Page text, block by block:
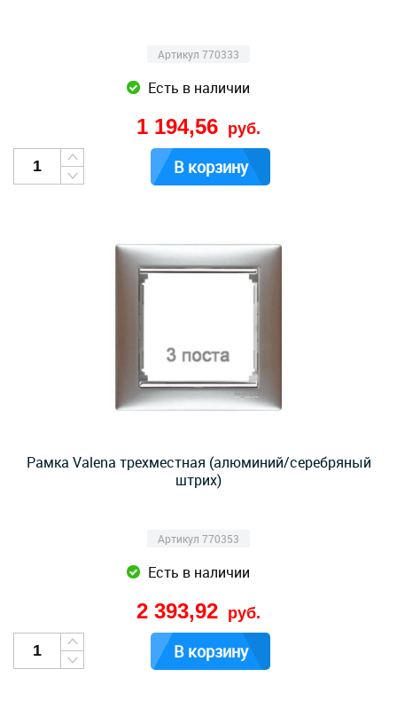
Артикул 770333
Есть в наличии
1 194,56 руб.
В корзину
Рамка Valena трехместная (алюминий/серебряный
штрих)
Артикул 770353
Есть в наличии
2 393,92 руб.
В корзину